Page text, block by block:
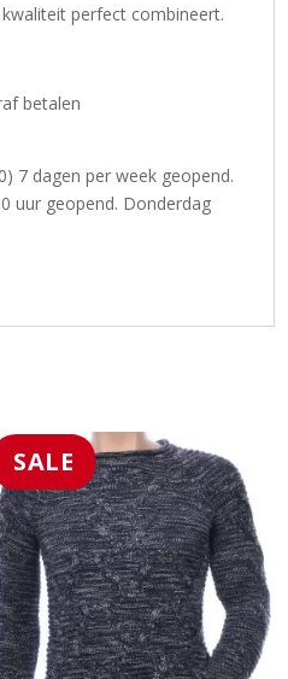
perfect combineert.
betalen
7 dagen per week geopend.
uur geopend. Donderdag
SALE